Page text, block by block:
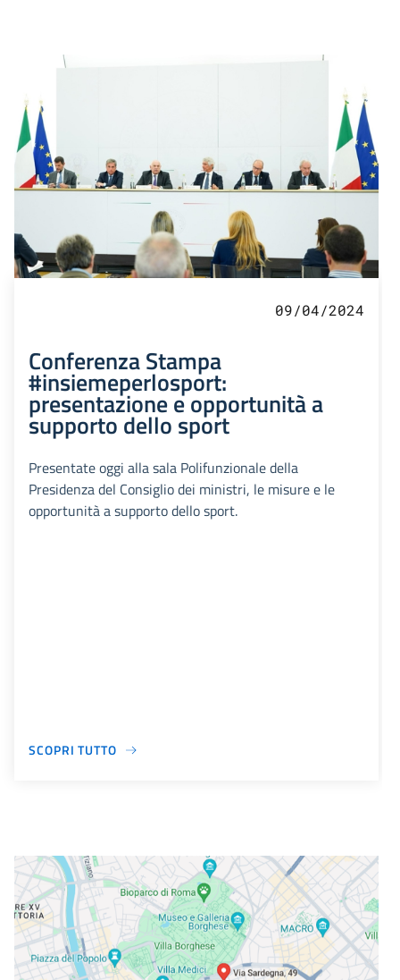
09/04/2024
Conferenza Stampa
#insiemeperlosport:
presentazione e opportunità a
supporto dello sport
Presentate oggi alla sala Polifunzionale della
Presidenza del Consiglio dei ministri, le misure e le
opportunità a supporto dello sport.
SCOPRI TUTTO